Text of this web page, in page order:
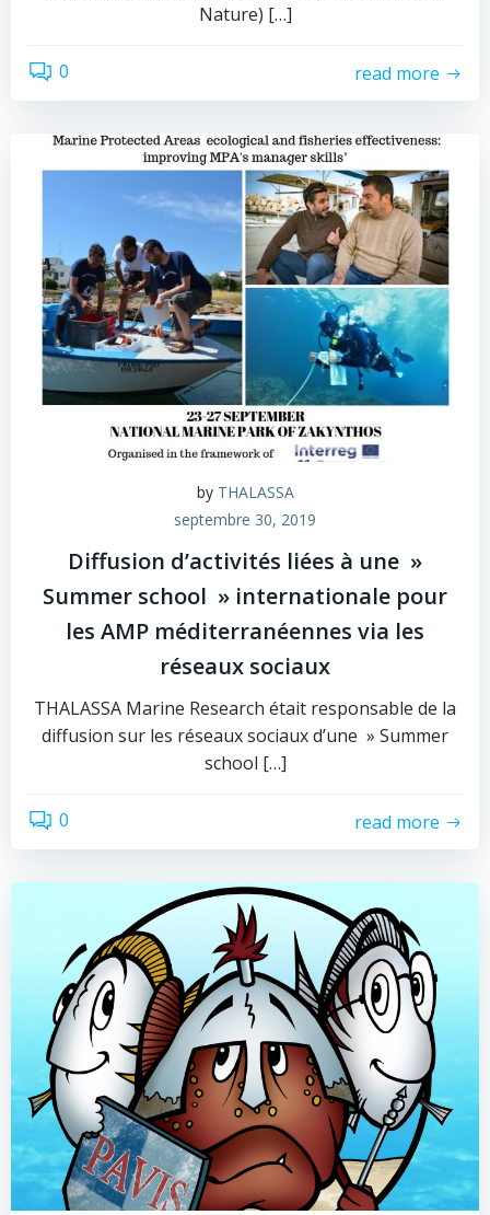
Nature) […]
0 read more
by THALASSA
septembre 30, 2019
Diffusion d’activités liées à une »
Summer school » internationale pour
les AMP méditerranéennes via les
réseaux sociaux
THALASSA Marine Research était responsable de la
diffusion sur les réseaux sociaux d’une » Summer
school […]
0 read more